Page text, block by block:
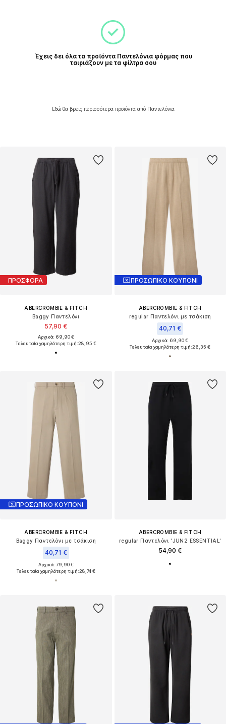
Έχεις δει όλα τα προϊόντα Παντελόνια φόρμας που
ταιριάζουν με τα φίλτρα σου
Εδώ θα βρεις περισσότερα προϊόντα από Παντελόνια
ΠΡΟΣΦΟΡΑ
ABERCROMBIE & FITCH
Baggy Παντελόνι
57,90 €
Αρχικά: 69,90 €
Τελευταία χαμηλότερη τιμή:28,95 €
ΠΡΟΣΩΠΙΚΟ ΚΟΥΠΟΝΙ
ABERCROMBIE & FITCH
regular Παντελόνι με τσάκιση
40,71 €
Αρχικά: 69,90 €
Τελευταία χαμηλότερη τιμή:26,35 €
ΠΡΟΣΩΠΙΚΟ ΚΟΥΠΟΝΙ
ABERCROMBIE & FITCH
Baggy Παντελόνι με τσάκιση
40,71 €
Αρχικά: 79,90 €
Τελευταία χαμηλότερη τιμή:28,74 €
ABERCROMBIE & FITCH
regular Παντελόνι 'JUN2 ESSENTIAL'
54,90 €